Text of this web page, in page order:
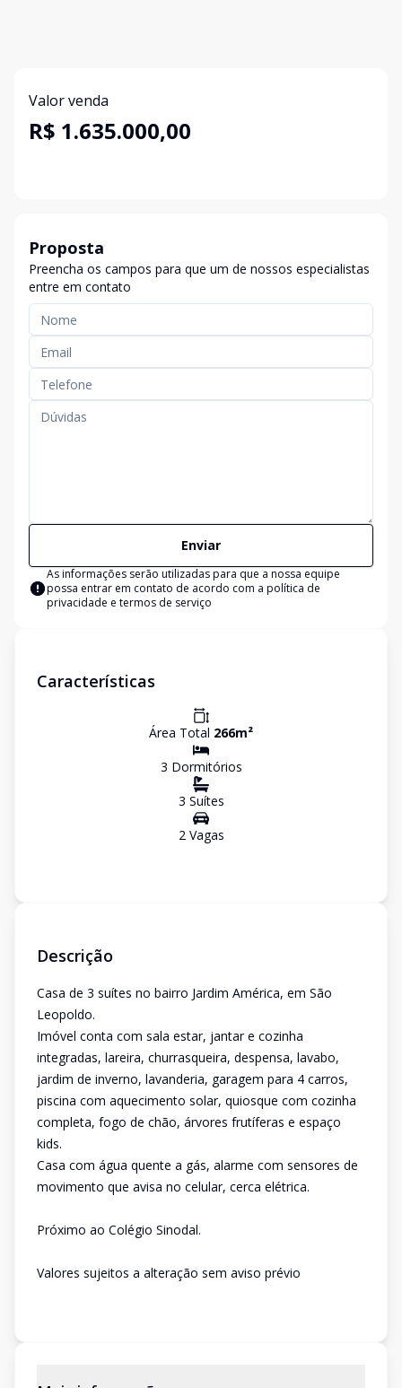
Valor venda
R$ 1.635.000,00
Proposta
Preencha os campos para que um de nossos especialistas
entre em contato
Enviar
As informações serão utilizadas para que a nossa equipe
possa entrar em contato de acordo com a política de
privacidade e termos de serviço
Características
Área Total 266m²
3 Dormitórios
3 Suítes
2Vagas
Descrição
Casa de 3 suítes no bairro Jardim América, em São
Leopoldo.
Imóvel conta com sala estar, jantar e cozinha
integradas, lareira, churrasqueira, despensa, lavabo,
jardim de inverno, lavanderia, garagem para 4 carros,
piscina com aquecimento solar, quiosque com cozinha
completa, fogo de chão, árvores frutíferas e espaço
kids.
Casa com água quente a gás, alarme com sensores de
movimento que avisa no celular, cerca elétrica.
Próximo ao Colégio Sinodal.
Valores sujeitos a alteração sem aviso prévio